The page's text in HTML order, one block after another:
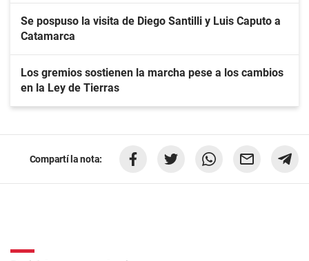
Se pospuso la visita de Diego Santilli y Luis Caputo a
Catamarca
Los gremios sostienen la marcha pese a los cambios
en la Ley de Tierras
Compartí la nota: